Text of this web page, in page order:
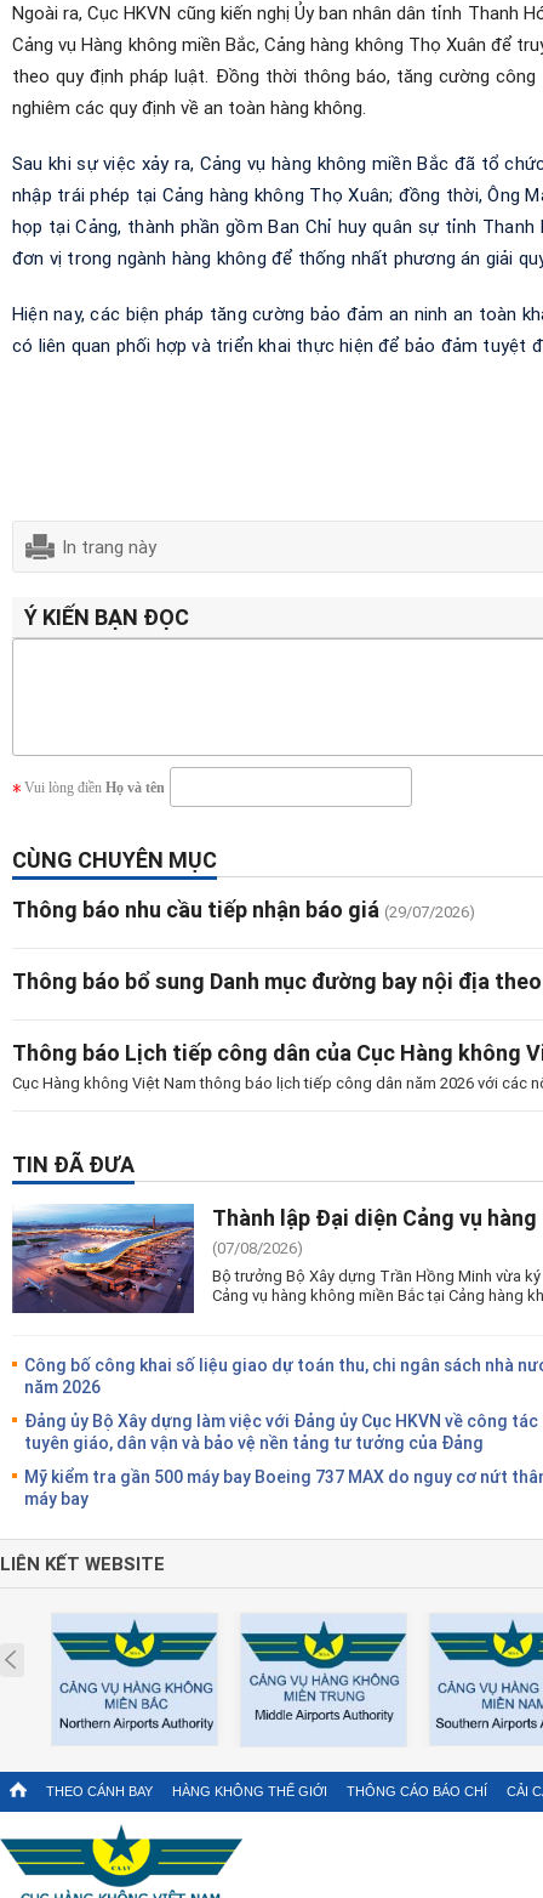
Ngoài ra, Cục HKVN cũng kiến nghị Ủy ban nhân dân tỉnh
Cảng vụ Hàng không miền Bắc, Cảng hàng không Thọ Xuân để
theo quy định pháp luật. Đồng thời thông báo, tăng cường
nghiêm các quy định về an toàn hàng không.
Saukhi sự việc xảy ra, Cảng vụhàng không miền Bắc đã tổ
nhập trái phép tại Cảng hàng không Thọ Xuân; đồng thời, Ông
họp tại Cảng, thành phần gồm Ban Chỉ huy quân sự tỉnh
đơn vị trong ngành hàng không để thống nhất phương án giải
Hiện nay, các biện pháp tăng cường bảo đảm an ninh an toàn
có liên quan phối hợp và triển khai thực hiện để bảo đảm tuyệt
In trang này
Ý KIẾN BẠN ĐỌC
Vui lòng điền Họ và tên
CÙNG CHUYÊN MỤC
Thông báo nhu cầu tiếp nhận báo giá (29/07/2026)
Thông báo bổ sung Danh mục đường bay nội địa
Thông báo Lịch tiếp công dân của Cục Hàng không
Cục Hàng không Việt Nam thông báo lịch tiếp công dân năm 2026 với các
TIN ĐÃ ĐƯA
Thành lập Đại diện Cảng vụ
(07/08/2026)
Bộ trưởng Bộ Xây dựng Trần Hồng Minh vừa
Cảng vụ hàng không miền Bắc tại Cảng hàng
Công bố công khai số liệu giao dự toán thu, chi ngân sách nhà
năm 2026
Đảng ủy Bộ Xây dựng làm việc với Đảng ủy Cục HKVN về công tác
tuyên giáo, dân vận và bảo vệ nền tảng tư tưởng của Đảng
Mỹ kiểm tra gần 500 máy bay Boeing 737 MAX do nguy cơ nứt
máy bay
LIÊN KẾT WEBSITE
Prev
THEO CÁNH BAY HÀNG KHÔNG THẾ GIỚI THÔNG CÁO BÁO CHÍ CẢI